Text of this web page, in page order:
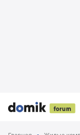


 
